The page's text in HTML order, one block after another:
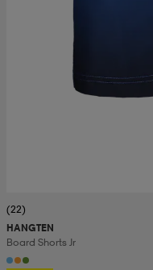
(22)
HANGTEN
Board Shorts Jr